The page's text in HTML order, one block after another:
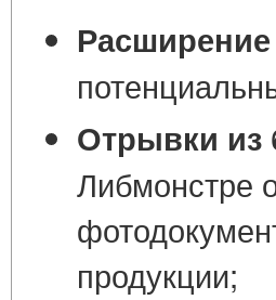
Отрывки из
Либмонстре
продукции;